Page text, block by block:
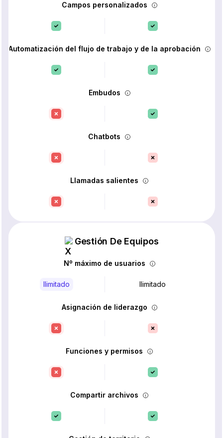
Campos personalizados
Automatización del flujo de trabajo y de la aprobación
Embudos
Chatbots
Llamadas salientes
Gestión De Equipos
Nº máximo de usuarios
Ilimitado Ilimitado
Asignación de liderazgo
Funciones y permisos
Compartir archivos